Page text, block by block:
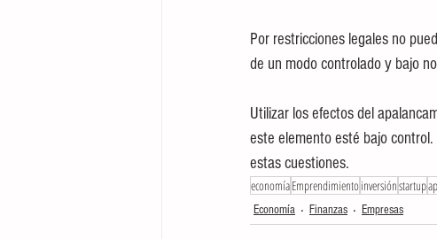
Por restricciones legales no
de un modo controlado y bajo
Utilizar los efectos del
este elemento esté bajo
estas cuestiones.
economíaEmprendimientoinversiónstartup
Economía Finanzas Empresas